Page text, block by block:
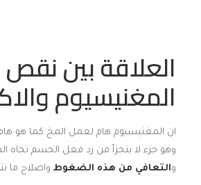
العلاقة بين نقص
المغنيسيوم
ان المغنيسيوم هام لعمل المخ كما هو
وهو جزء لا يتجزأ من رد فعل الجسم تجاه
والتعافي من هذه الضغوط واصلاح ما